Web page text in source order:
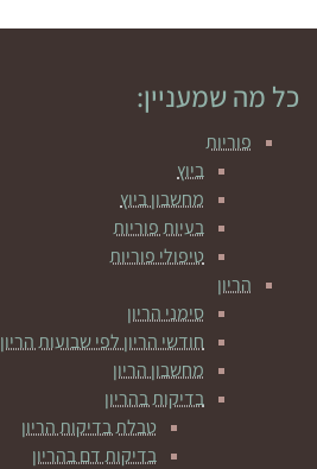
כל מה שמעניין:
פוריות
ביוץ
מחשבון ביוץ
בעיות פוריות
טיפולי פוריות
הריון
סימני הריון
חודשי הריון לפי שבועות הריון
מחשבון הריון
בדיקות בהריון
טבלת בדיקות הריון
בדיקות דם בהריון